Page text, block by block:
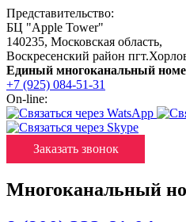
Представительство:
БЦ "Apple Tower"
140235, Московская область,
Воскресенский район
Единый многоканальный
+7 (925) 084-51-31
On-line:
Заказать звонок
Многоканальный